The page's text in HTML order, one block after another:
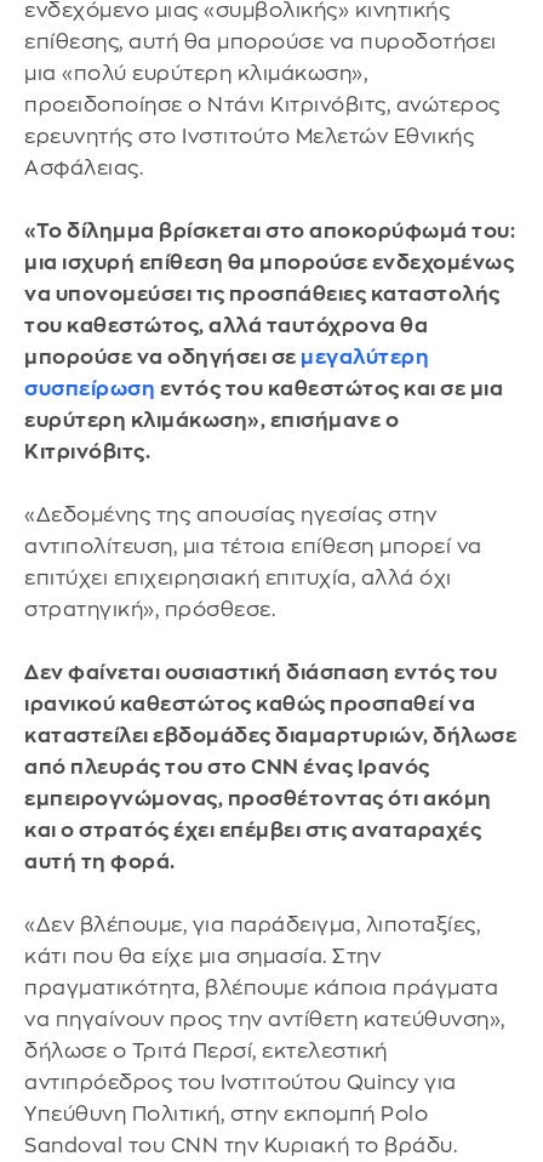
ενδεχόμενο μιας «συμβολικής» κινητικής
επίθεσης, αυτή θα μπορούσε να πυροδοτήσει
μια «πολύ ευρύτερη κλιμάκωση»,
προειδοποίησε ο Ντάνι Κιτρινόβιτς, ανώτερος
ερευνητής στο Ινστιτούτο Μελετών Εθνικής
Ασφάλειας.
«Το δίλημμα βρίσκεται στο αποκορύφωμά του:
μια ισχυρή επίθεση θα μπορούσε ενδεχομένως
να υπονομεύσει τις προσπάθειες καταστολής
του καθεστώτος, αλλά ταυτόχρονα θα
μπορούσε να οδηγήσει σε μεγαλύτερη
συσπείρωση εντός του καθεστώτος και σε μια
ευρύτερη κλιμάκωση», επισήμανε ο
Κιτρινόβιτς.
«Δεδομένης της απουσίας ηγεσίας στην
αντιπολίτευση, μια τέτοια επίθεση μπορεί να
επιτύχει επιχειρησιακή επιτυχία, αλλά όχι
στρατηγική», πρόσθεσε.
Δεν φαίνεται ουσιαστική διάσπαση εντός του
ιρανικού καθεστώτος καθώς προσπαθεί να
καταστείλει εβδομάδες διαμαρτυριών, δήλωσε
από πλευράς του στο CNN ένας Ιρανός
εμπειρογνώμονας, προσθέτοντας ότι ακόμη
και ο στρατός έχει επέμβει στις αναταραχές
αυτή τη φορά.
«Δεν βλέπουμε, για παράδειγμα, λιποταξίες,
κάτι που θα είχε μια σημασία. Στην
πραγματικότητα, βλέπουμε κάποια πράγματα
να πηγαίνουν προς την αντίθετη κατεύθυνση»,
δήλωσε ο Τριτά Περσί, εκτελεστική
αντιπρόεδρος του Ινστιτούτου Quincy για
Υπεύθυνη Πολιτική, στην εκπομπή Polo
Sandoval του CNN την Κυριακή το βράδυ.